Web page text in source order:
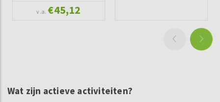
v.a. €45,12
Wat zijn actieve activiteiten?